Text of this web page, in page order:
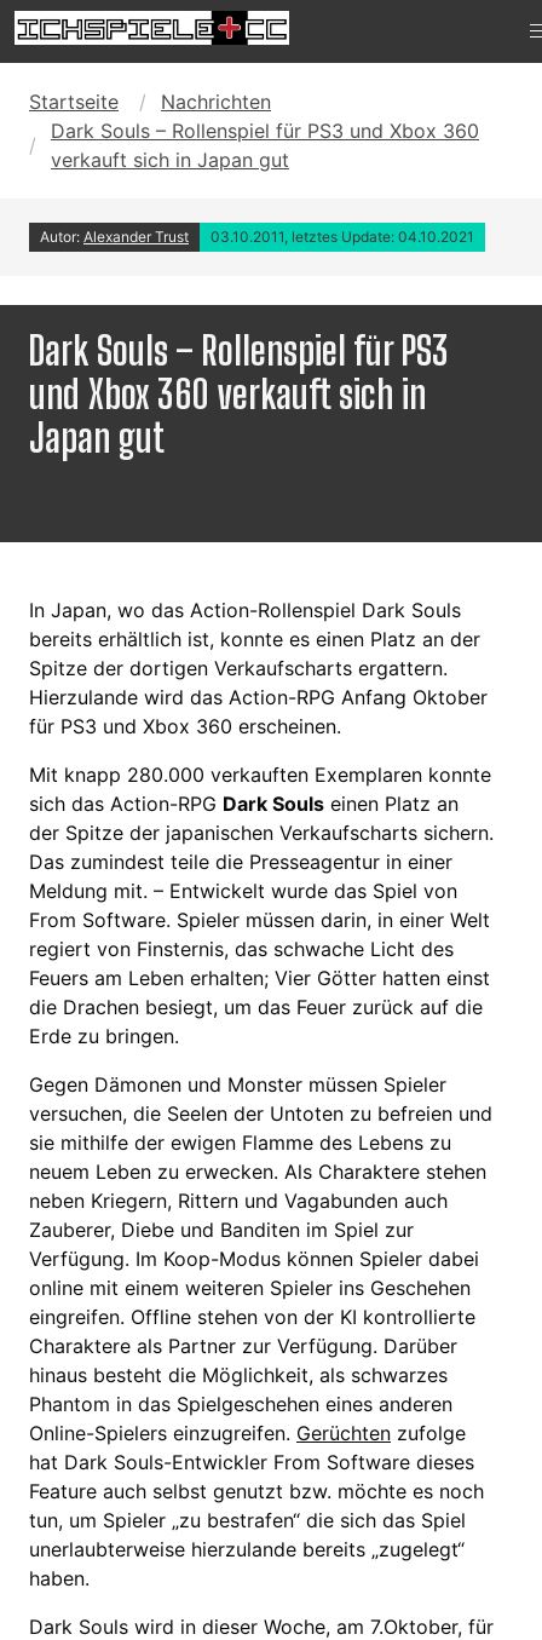
Startseite
Nachrichten
Dark Souls – Rollenspiel für PS3 und Xbox 360
verkauft sich in Japan gut
Autor: Alexander Trust 03.10.2011, letztes Update: 04.10.2021
Dark Souls – Rollenspiel für PS3
und Xbox 360 verkauft sich in
Japan gut
In Japan, wo das Action-Rollenspiel Dark Souls
bereits erhältlich ist, konnte es einen Platz an der
Spitze der dortigen Verkaufscharts ergattern.
Hierzulande wird das Action-RPG Anfang Oktober
für PS3 und Xbox 360 erscheinen.
Mit knapp 280.000 verkauften Exemplaren konnte
sich das Action-RPG Dark Souls einen Platz an
der Spitze der japanischen Verkaufscharts sichern.
Das zumindest teile die Presseagentur in einer
Meldung mit. – Entwickelt wurde das Spiel von
From Software. Spieler müssen darin, in einer Welt
regiert von Finsternis, das schwache Licht des
Feuers am Leben erhalten; Vier Götter hatten einst
die Drachen besiegt, um das Feuer zurück auf die
Erde zu bringen.
Gegen Dämonen und Monster müssen Spieler
versuchen, die Seelen der Untoten zu befreien und
sie mithilfe der ewigen Flamme des Lebens zu
neuem Leben zu erwecken. Als Charaktere stehen
neben Kriegern, Rittern und Vagabunden auch
Zauberer, Diebe und Banditen im Spiel zur
Verfügung. Im Koop-Modus können Spieler dabei
online mit einem weiteren Spieler ins Geschehen
eingreifen. Offline stehen von der KI kontrollierte
Charaktere als Partner zur Verfügung. Darüber
hinaus besteht die Möglichkeit, als schwarzes
Phantom in das Spielgeschehen eines anderen
Online-Spielers einzugreifen. Gerüchten zufolge
hat Dark Souls-Entwickler From Software dieses
Feature auch selbst genutzt bzw. möchte es noch
tun, um Spieler „zu bestrafen“ die sich das Spiel
unerlaubterweise hierzulande bereits „zugelegt“
haben.
Dark Souls wird in dieser Woche, am 7.Oktober, für